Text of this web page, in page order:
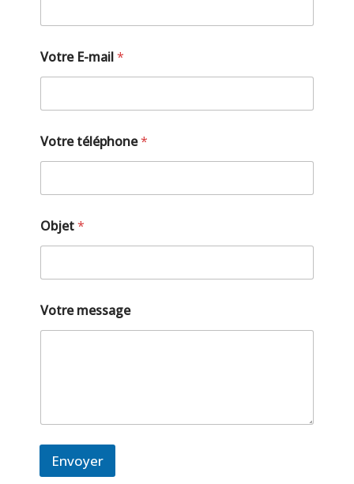
Votre E-mail*
Votre téléphone*
Objet*
Votre message
Envoyer